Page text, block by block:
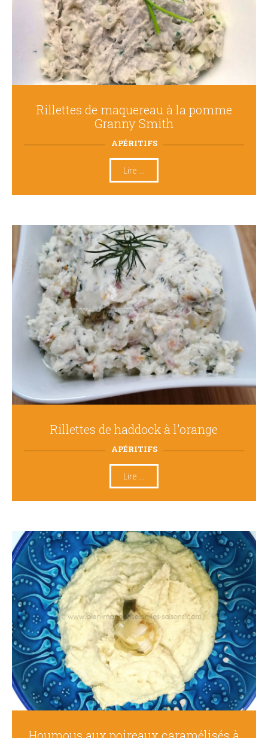
Rillettes de maquereau à la pomme
Granny Smith
APÉRITIFS
Lire ...
Rillettes de haddock à l'orange
APÉRITIFS
Lire ...